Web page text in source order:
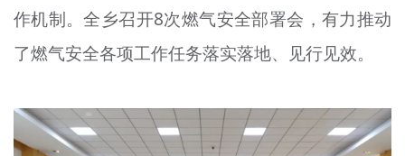
作机制。全乡召开8次燃气安全部署会，有力推动
了燃气安全各项工作任务落实落地、见行见效。